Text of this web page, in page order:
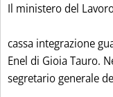
Il ministero del
cassa integrazione
Enel di Gioia Tauro.
segretario generale